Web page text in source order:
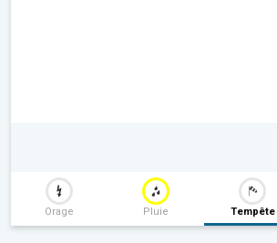
Orage Pluie Tempête